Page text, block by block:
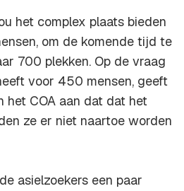
het complex plaats bieden
om de komende tijd te
700 plekken. Op de vraag
voor 450 mensen, geeft
het COA aan dat dat het
ze er niet naartoe worden
asielzoekers een paar